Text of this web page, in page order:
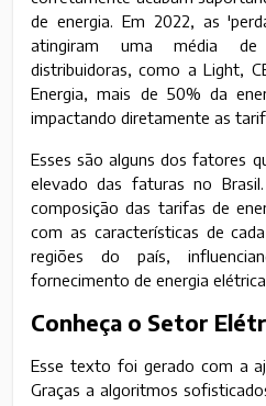
de energia. Em 2022, as
atingiram uma média de
distribuidoras, como a Light,
Energia, mais de 50% da
impactando diretamente as
Esses são alguns dos fatores
elevado das faturas no
composição das tarifas de
com as características de
regiões do país,
fornecimento de energia
Conheça o Setor
Esse texto foi gerado com a
Graças a algoritmos